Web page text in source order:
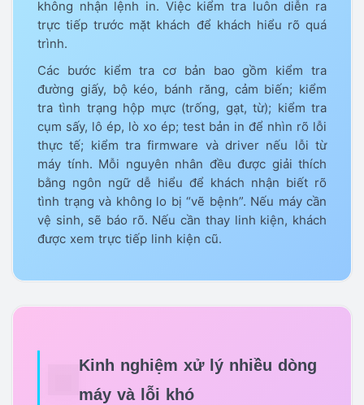
không nhận lệnh in. Việc kiểm tra luôn diễn ra
trực tiếp trước mặt khách để khách hiểu rõ quá
trình.
Các bước kiểm tra cơ bản bao gồm kiểm tra
đường giấy, bộ kéo, bánh răng, cảm biến; kiểm
tra tình trạng hộp mực (trống, gạt, từ); kiểm tra
cụm sấy, lô ép, lò xo ép; test bản in để nhìn rõ lỗi
thực tế; kiểm tra firmware và driver nếu lỗi từ
máy tính. Mỗi nguyên nhân đều được giải thích
bằng ngôn ngữ dễ hiểu để khách nhận biết rõ
tình trạng và không lo bị “vẽ bệnh”. Nếu máy cần
vệ sinh, sẽ báo rõ. Nếu cần thay linh kiện, khách
được xem trực tiếp linh kiện cũ.
Kinh nghiệm xử lý nhiều dòng
máy và lỗi khó